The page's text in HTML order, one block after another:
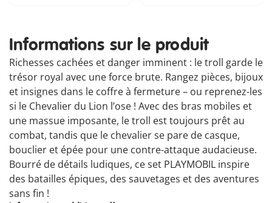
Informations sur le produit
Richesses cachées et danger imminent : le troll garde le
trésor royal avec une force brute. Rangez pièces, bijoux
et insignes dans le coffre à fermeture – ou reprenez-les
si le Chevalier du Lion l’ose ! Avec des bras mobiles et
une massue imposante, le troll est toujours prêt au
combat, tandis que le chevalier se pare de casque,
bouclier et épée pour une contre-attaque audacieuse.
Bourré de détails ludiques, ce set PLAYMOBIL inspire
des batailles épiques, des sauvetages et des aventures
sans fin !